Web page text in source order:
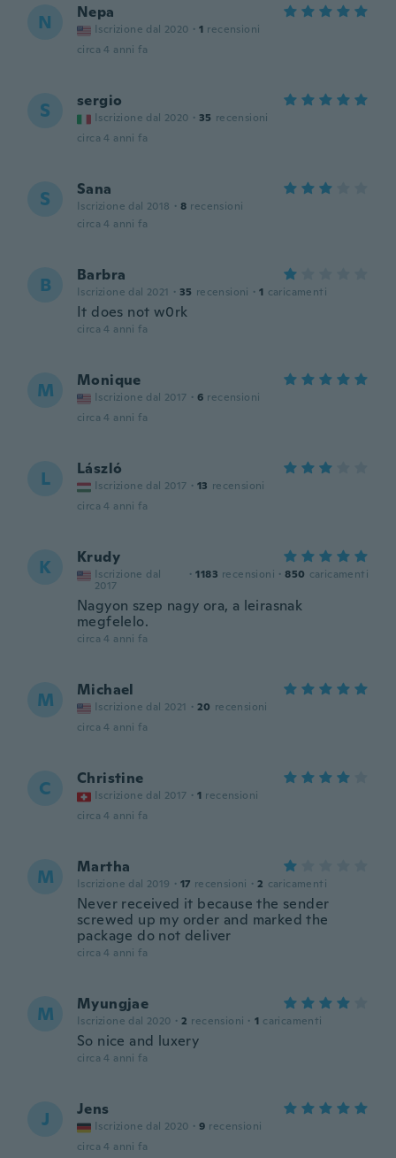
N Nepa
Iscrizione dal 2020 · 1 recensioni
circa 4 anni fa
S sergio
Iscrizione dal 2020 · 35 recensioni
circa 4 anni fa
S Sana
Iscrizione dal 2018 · 8 recensioni
circa 4 anni fa
B Barbra
Iscrizione dal 2021 · 35 recensioni · 1 caricamenti
It does not w0rk
circa 4 anni fa
M Monique
Iscrizione dal 2017 · 6 recensioni
circa 4 anni fa
L László
Iscrizione dal 2017 · 13 recensioni
circa 4 anni fa
K Krudy
Iscrizione dal
2017
· 1183 recensioni · 850 caricamenti
Nagyon szep nagy ora, a leirasnak
megfelelo.
circa 4 anni fa
M Michael
Iscrizione dal 2021 · 20 recensioni
circa 4 anni fa
C Christine
Iscrizione dal 2017 · 1 recensioni
circa 4 anni fa
M Martha
Iscrizione dal 2019 · 17 recensioni · 2 caricamenti
Never received it because the sender
screwed up my order and marked the
package do not deliver
circa 4 anni fa
M Myungjae
Iscrizione dal 2020 · 2 recensioni · 1 caricamenti
So nice and luxery
circa 4 anni fa
J Jens
Iscrizione dal 2020 · 9 recensioni
circa 4 anni fa